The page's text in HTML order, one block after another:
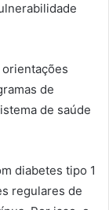
de
de saúde
diabetes tipo 1
regulares de